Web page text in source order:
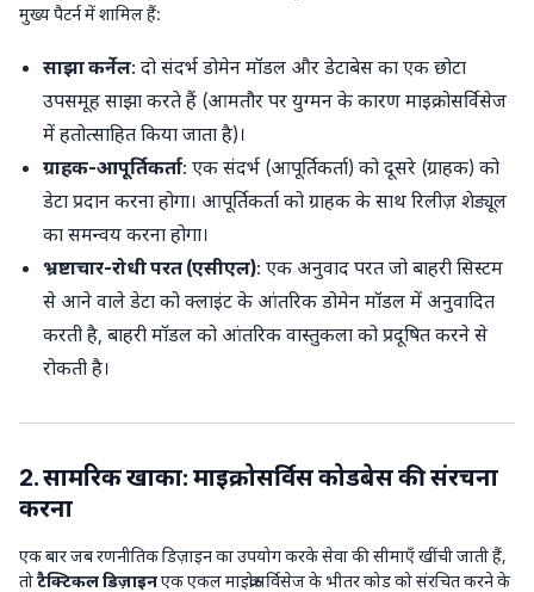
मुख्य पैटर्न में शामिल हैं:
साझा कर्नेल: दो संदर्भ डोमेन मॉडल और डेटाबेस का एक छोटा
उपसमूह साझा करते हैं (आमतौर पर युग्मन के कारण माइक्रोसर्विसेज
में हतोत्साहित किया जाता है)।
ग्राहक-आपूर्तिकर्ता: एक संदर्भ (आपूर्तिकर्ता) को दूसरे (ग्राहक) को
डेटा प्रदान करना होगा। आपूर्तिकर्ता को ग्राहक के साथ रिलीज़ शेड्यूल
का समन्वय करना होगा।
भ्रष्टाचार-रोधी परत (एसीएल): एक अनुवाद परत जो बाहरी सिस्टम
से आने वाले डेटा को क्लाइंट के आंतरिक डोमेन मॉडल में अनुवादित
करती है, बाहरी मॉडल को आंतरिक वास्तुकला को प्रदूषित करने से
रोकती है।
2. सामरिक खाका: माइक्रोसर्विस कोडबेस की संरचना
करना
एक बार जब रणनीतिक डिज़ाइन का उपयोग करके सेवा की सीमाएँ खींची जाती हैं,
तोटैक्टिकल डिज़ाइनएक एकल माइक्रोसर्विसेज के भीतर कोड को संरचित करने के